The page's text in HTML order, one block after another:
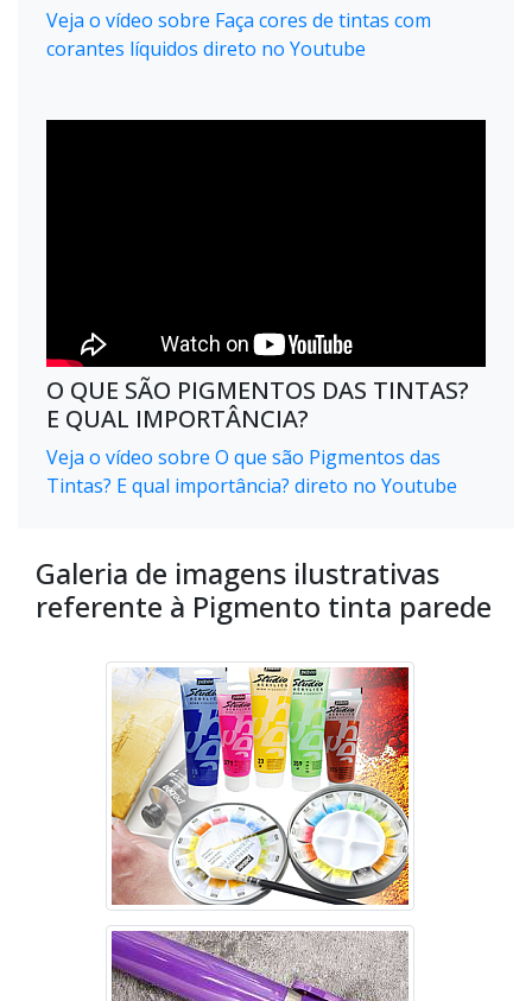
Veja o vídeo sobre Faça cores de tintas com
corantes líquidos direto no Youtube
O QUE SÃO PIGMENTOS DAS TINTAS?
E QUAL IMPORTÂNCIA?
Veja o vídeo sobre O que são Pigmentos das
Tintas? E qual importância? direto no Youtube
Galeria de imagens ilustrativas
referente à Pigmento tinta parede